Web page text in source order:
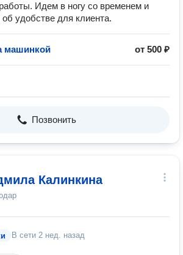
Идем в ногу со временем и
удобстве для клиента.
машинкой от 500 ₽
Позвонить
Калинкина
В сети 2 нед. назад